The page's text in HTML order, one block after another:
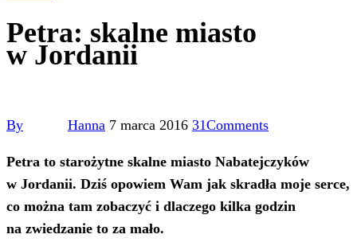
Petra: skalne miasto
w Jordanii
By Hanna 7 marca 2016 31Comments
Petra to starożytne skalne miasto Nabatejczyków
w Jordanii. Dziś opowiem Wam jak skradła moje serce,
co można tam zobaczyć i dlaczego kilka godzin
na zwiedzanie to za mało.